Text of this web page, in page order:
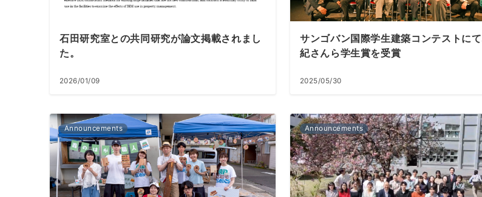
石田研究室との共同研究が論文掲載されまし
た。
2026/01/09
サンゴバン国際学生建築コンテストに
紀さんら学生賞を受賞
2025/05/30
Announcements Announcements